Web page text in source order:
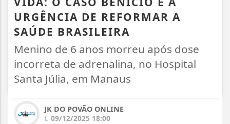
URGÊNCIA DE REFORMAR A
SAÚDE BRASILEIRA
Menino de 6 anos morreu após dose
incorreta de adrenalina, no Hospital
Santa Júlia, em Manaus
JK DO POVÃO ONLINE
09/12/2025 18:00